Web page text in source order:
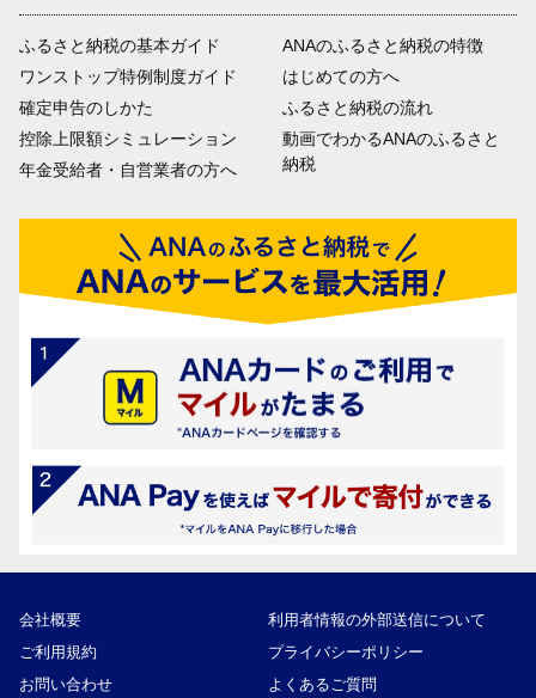
ふるさと納税の基本ガイド
ワンストップ特例制度ガイド
確定申告のしかた
控除上限額シミュレーション
年金受給者・自営業者の方へ
ANAのふるさと納税の特徴
はじめての方へ
ふるさと納税の流れ
動画でわかるANAのふるさと
納税
会社概要
利用者情報の外部送信について
ご利用規約
プライバシーポリシー
お問い合わせ
よくあるご質問